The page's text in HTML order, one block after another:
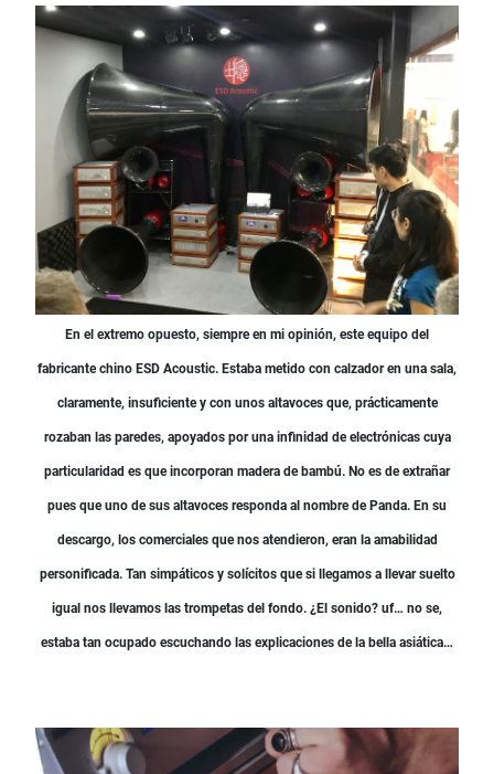
En el extremo opuesto, siempre en mi opinión, este equipo del
fabricante chino ESD Acoustic. Estaba metido con calzador en una sala,
claramente, insuficiente y con unos altavoces que, prácticamente
rozaban las paredes, apoyados por una infinidad de electrónicas cuya
particularidad es que incorporan madera de bambú. No es de extrañar
pues que uno de sus altavoces responda al nombre de Panda. En su
descargo, los comerciales que nos atendieron, eran la amabilidad
personificada. Tan simpáticos y solícitos que si llegamos a llevar suelto
igual nos llevamos las trompetas del fondo. ¿El sonido? uf… no se,
estaba tan ocupado escuchando las explicaciones de la bella asiática…